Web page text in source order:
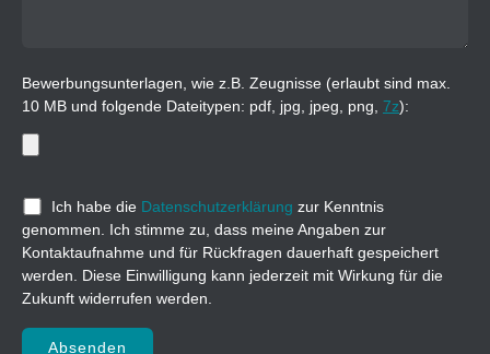
Bewerbungsunterlagen, wie z.B. Zeugnisse (erlaubt sind max.
10 MB und folgende Dateitypen: pdf, jpg, jpeg, png, 7z):
Ich habe die Datenschutzerklärung zur Kenntnis
genommen. Ich stimme zu, dass meine Angaben zur
Kontaktaufnahme und für Rückfragen dauerhaft gespeichert
werden. Diese Einwilligung kann jederzeit mit Wirkung für die
Zukunft widerrufen werden.
Bitte lasse dieses Feld leer.